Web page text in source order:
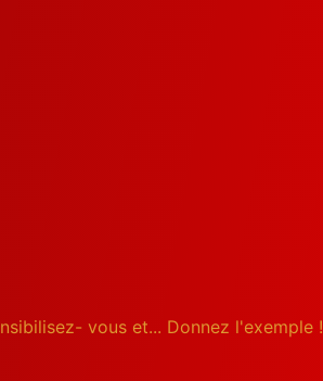
vous et... Donnez l'exemple !